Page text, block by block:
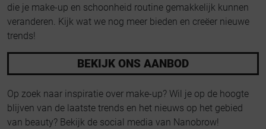
die je make-up en schoonheid routine gemakkelijk kunnen
veranderen. Kijk wat we nog meer bieden en creëer nieuwe
trends!
BEKIJK ONS AANBOD
Op zoek naar inspiratie over make-up? Wil je op de hoogte
blijven van de laatste trends en het nieuws op het gebied
van beauty? Bekijk de social media van Nanobrow!